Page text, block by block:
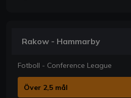
Rakow - Hammarby
Fotboll - Conference League
Över 2,5 mål